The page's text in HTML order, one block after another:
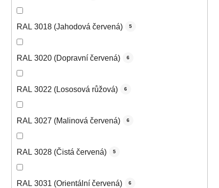
RAL 3018 (Jahodová červená) 5
RAL 3020 (Dopravní červená) 6
RAL 3022 (Lososová růžová) 6
RAL 3027 (Malinová červená) 6
RAL 3028 (Čistá červená) 5
RAL 3031 (Orientální červená) 6